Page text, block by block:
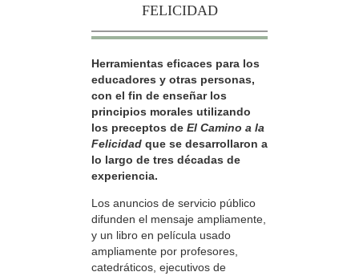
FELICIDAD
Herramientas eficaces para los
educadores y otras personas,
con el fin de enseñar los
principios morales utilizando
los preceptos de El Camino a la
Felicidad que se desarrollaron a
lo largo de tres décadas de
experiencia.
Los anuncios de servicio público
difunden el mensaje ampliamente,
y un libro en película usado
ampliamente por profesores,
catedráticos, ejecutivos de